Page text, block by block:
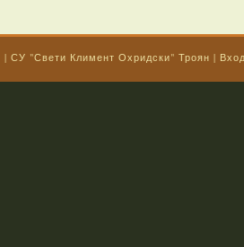
| СУ "Свети Климент Охридски" Троян |